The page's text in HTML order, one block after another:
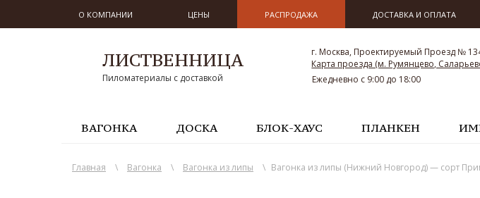
О КОМПАНИИ ЦЕНЫ РАСПРОДАЖА ДОСТАВКА И ОПЛАТА
ЛИСТВЕННИЦА
Пиломатериалы с доставкой
г. Москва, Проектируемый Проезд №
Карта проезда (м. Румянцево,
Ежедневно с 9:00 до 18:00
ВАГОНКА ДОСКА БЛОК-ХАУС ПЛАНКЕН
Главная \ Вагонка \ Вагонка из липы \ Вагонка из липы (Нижний Новгород) — сорт